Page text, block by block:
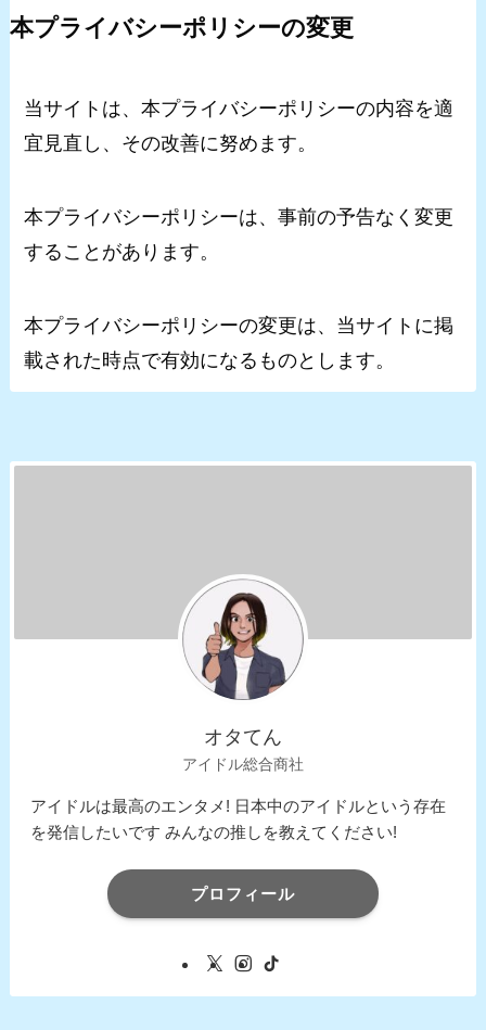
本プライバシーポリシーの変更
当サイトは、本プライバシーポリシーの内容を適
宜見直し、その改善に努めます。
本プライバシーポリシーは、事前の予告なく変更
することがあります。
本プライバシーポリシーの変更は、当サイトに掲
載された時点で有効になるものとします。
オタてん
アイドル総合商社
アイドルは最高のエンタメ! 日本中のアイドルという存在
を発信したいです みんなの推しを教えてください!
プロフィール